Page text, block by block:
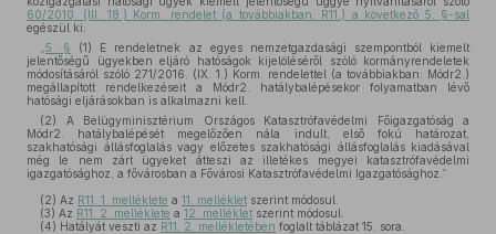
60/2010. (III. 18.) Korm. rendelet (a továbbiakban: R11.) a következő 5. §-sal
egészül ki:
5. § (1) E rendeletnek az egyes nemzetgazdasági szempontból kiemelt
jelentőségű ügyekben eljáró hatóságok kijelöléséről szóló kormányrendeletek
módosításáról szóló 271/2016. (IX. 1.) Korm. rendelettel (a továbbiakban: Módr2.)
megállapított rendelkezéseit a Módr2. hatálybalépésekor folyamatban lévő
hatósági eljárásokban is alkalmazni kell.
(2) A Belügyminisztérium Országos Katasztrófavédelmi Főigazgatóság a
Módr2. hatálybalépését megelőzően nála indult, első fokú határozat,
szakhatósági állásfoglalás vagy előzetes szakhatósági állásfoglalás kiadásával
még le nem zárt ügyeket átteszi az illetékes megyei katasztrófavédelmi
igazgatósághoz, a fővárosban a Fővárosi Katasztrófavédelmi Igazgatósághoz.”
(2) Az R11. 1. melléklete a 11. melléklet szerint módosul.
(3) Az R11. 2. melléklete a 12. melléklet szerint módosul.
(4) Hatályát veszti az R11. 2. mellékletében foglalt táblázat 15. sora.